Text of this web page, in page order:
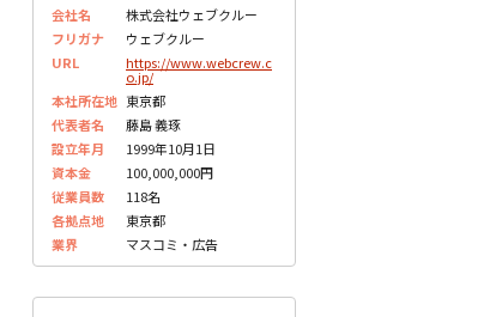
会社名
株式会社ウェブクルー
フリガナ
ウェブクルー
URL
https://www.webcrew.c
o.jp/
本社所在地 東京都
代表者名
藤島 義琢
設立年月
1999年10月1日
資本金
100,000,000円
従業員数
118名
各拠点地
東京都
業界
マスコミ・広告